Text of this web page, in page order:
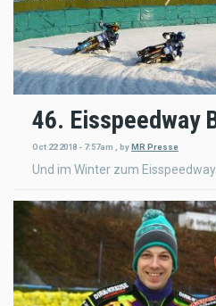
46. Eisspeedway
Oct 22 2018 - 7:57am byMR Presse
Und im Winter zum Eisspeedway